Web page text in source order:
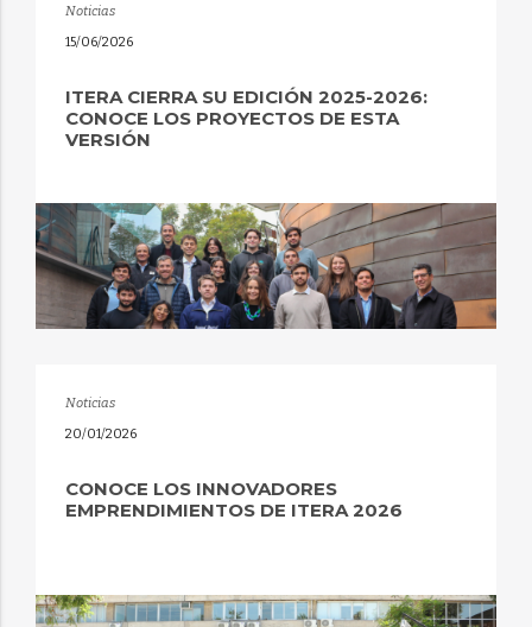
Noticias
15/06/2026
ITERA CIERRA SU EDICIÓN 2025-2026:
CONOCE LOS PROYECTOS DE ESTA
VERSIÓN
Noticias
20/01/2026
CONOCE LOS INNOVADORES
EMPRENDIMIENTOS DE ITERA 2026